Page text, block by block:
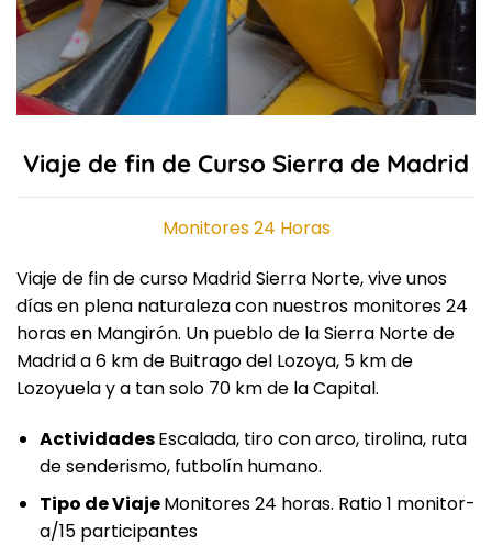
Viaje de fin de Curso Sierra de Madrid
Monitores 24 Horas
Viaje de fin de curso Madrid Sierra Norte, vive unos
días en plena naturaleza con nuestros monitores 24
horas en Mangirón. Un pueblo de la Sierra Norte de
Madrid a 6 km de Buitrago del Lozoya, 5 km de
Lozoyuela y a tan solo 70 km de la Capital.
ActividadesEscalada, tiro con arco, tirolina, ruta
de senderismo, futbolín humano.
Tipo de ViajeMonitores 24 horas. Ratio 1 monitor-
a/15 participantes